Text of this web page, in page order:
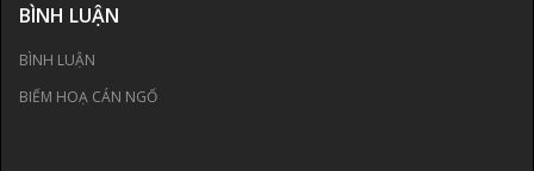
BÌNH LUẬN
BÌNH LUẬN
BIẾM HOẠ CÁN NGỐ